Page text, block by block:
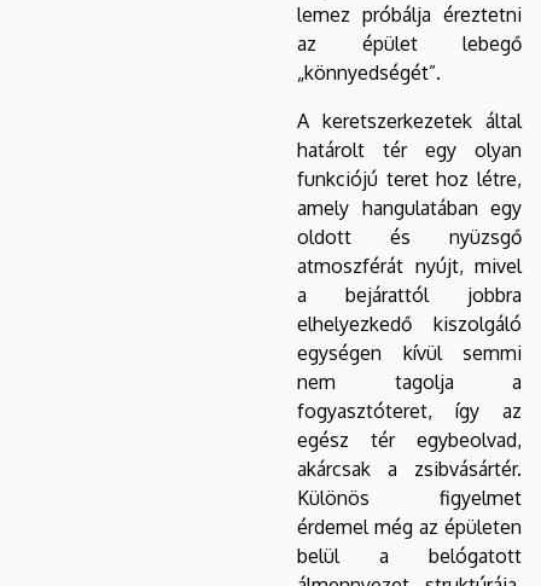
lemez próbálja éreztetni
az épület lebegő
„könnyedségét”.
A keretszerkezetek által
határolt tér egy olyan
funkciójú teret hoz létre,
amely hangulatában egy
oldott és nyüzsgő
atmoszférát nyújt, mivel
a bejárattól jobbra
elhelyezkedő kiszolgáló
egységen kívül semmi
nem tagolja a
fogyasztóteret, így az
egész tér egybeolvad,
akárcsak a zsibvásártér.
Különös figyelmet
érdemel még az épületen
belül a belógatott